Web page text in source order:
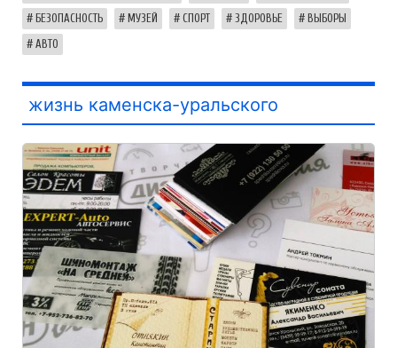
БЕЗОПАСНОСТЬ МУЗЕЙ СПОРТ ЗДОРОВЬЕ ВЫБОРЫ
АВТО
жизнь каменска-уральского